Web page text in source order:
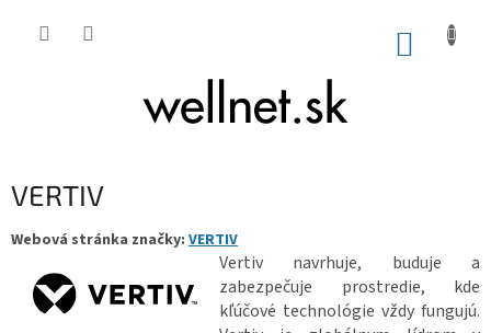
VERTIV
Webová stránka značky: VERTIV
Vertiv navrhuje, buduje a
zabezpečuje prostredie, kde
kľúčové technológie vždy fungujú.